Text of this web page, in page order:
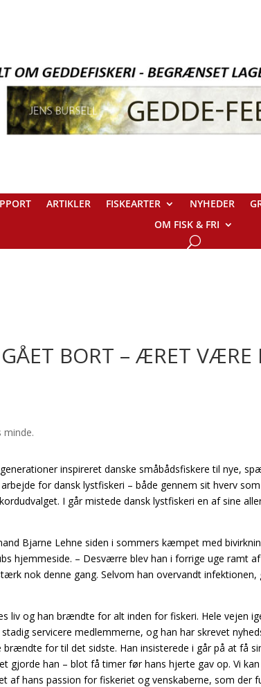
ARTIKLER FISKEARTER NYHEDER
OM FISK & FRI
GÅET BORT – ÆRET VÆRE
inspireret danske småbådsfiskere til nye,
for dansk lystfiskeri – både gennem sit hverv
I går mistede dansk lystfiskeri en af sine
Bjarne Lehne siden i sommers kæmpet med
hjemmeside. – Desværre blev han i forrige uge ramt
nok denne gang. Selvom han overvandt infektionen,
liv og han brændte for alt inden for fiskeri. Hele vejen
servicere medlemmerne, og han har skrevet
for til det sidste. Han insisterede i går på at få
gjorde han – blot få timer før hans hjerte gav op. Vi
af hans passion for fiskeriet og venskaberne, som der